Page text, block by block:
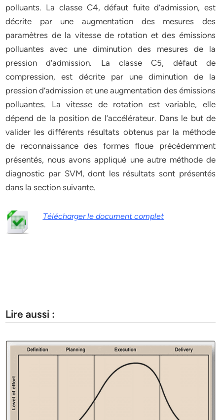
polluants. La classe C4, défaut fuite d’admission, est
décrite par une augmentation des mesures des
paramètres de la vitesse de rotation et des émissions
polluantes avec une diminution des mesures de la
pression d’admission. La classe C5, défaut de
compression, est décrite par une diminution de la
pression d’admission et une augmentation des émissions
polluantes. La vitesse de rotation est variable, elle
dépend de la position de l’accélérateur. Dans le but de
valider les différents résultats obtenus par la méthode
de reconnaissance des formes floue précédemment
présentés, nous avons appliqué une autre méthode de
diagnostic par SVM, dont les résultats sont présentés
dans la section suivante.
Télécharger le document complet
Lire aussi :